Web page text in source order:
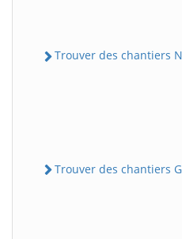
Trouver des chantiers
Trouver des chantiers